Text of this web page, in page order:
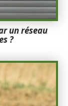
un réseau
?